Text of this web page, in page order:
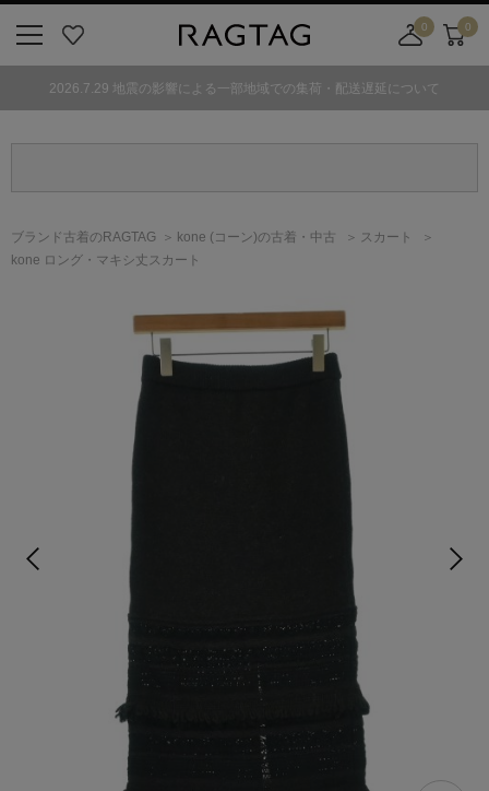
気
0
舗
カ
ト
0
2026.7.29 地震の影響による一部地域での集荷・配送遅延について
ブランド古着のRAGTAG kone (コーン)の古着・中古
スカート
kone ロング・マキシ丈スカート